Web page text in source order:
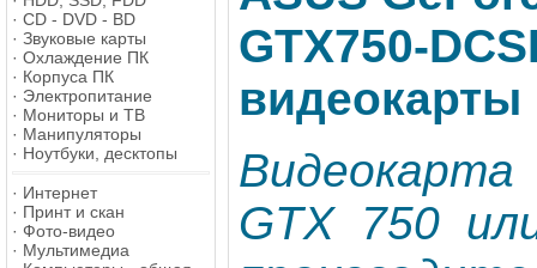
· CD - DVD - BD
· Звуковые карты
· Охлаждение ПК
· Корпуса ПК
· Электропитание
· Мониторы и ТВ
· Манипуляторы
· Ноутбуки, десктопы
· Интернет
· Принт и скан
· Фото-видео
· Мультимедиа
GTX750-
видеокарты
GTX 750